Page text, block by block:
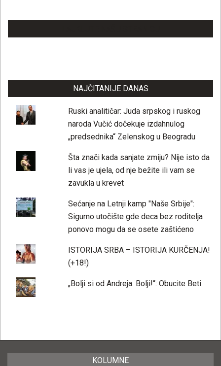
NAJČITANIJE DANAS
Ruski analitičar: Juda srpskog i ruskog
naroda Vučić dočekuje izdahnulog
„predsednika“ Zelenskog u Beogradu
Šta znači kada sanjate zmiju? Nije isto da
li vas je ujela, od nje bežite ili vam se
zavukla u krevet
Sećanje na Letnji kamp "Naše Srbije":
Sigurno utočište gde deca bez roditelja
ponovo mogu da se osete zaštićeno
ISTORIJA SRBA – ISTORIJA KURČENJA!
(+18!)
„Bolji si od Andreja. Bolji!“: Obucite Beti
KOLUMNE